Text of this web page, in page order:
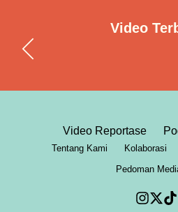
Video
Video Reportase
Tentang Kami Kolaborasi
Pedoman